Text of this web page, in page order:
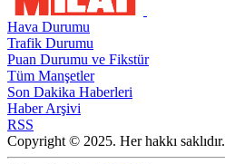
Hava Durumu
Trafik Durumu
Puan Durumu ve Fikstür
Tüm Manşetler
Son Dakika Haberleri
Haber Arşivi
RSS
Copyright © 2025. Her hakkı saklıdır.